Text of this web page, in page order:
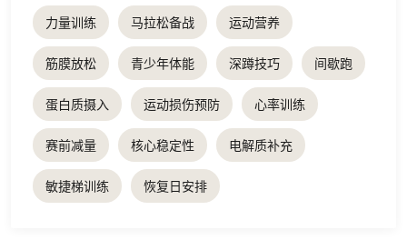
力量训练 马拉松备战 运动营养
筋膜放松 青少年体能 深蹲技巧 间歇跑
蛋白质摄入 运动损伤预防 心率训练
赛前减量 核心稳定性 电解质补充
敏捷梯训练 恢复日安排